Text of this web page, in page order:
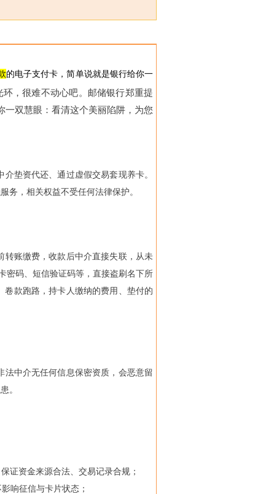
的电子支付卡 ，简单说就是银行给你一
环，很难不动心吧。邮储银行郑重提
双慧眼：看清这个美丽陷阱，为您
垫资代还、通过虚假交易套现养卡。
务，相关权益不受任何法律保护。
转账缴费，收款后中介直接失联，从未
密码、短信验证码等，直接盗刷名下所
款跑路，持卡人缴纳的费用、垫付的
中介无任何信息保密资质，会恶意留
。
证资金来源合法、交易记录合规；
响征信与卡片状态；